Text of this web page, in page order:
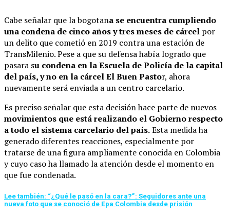
Cabe señalar que la bogotana se encuentra cumpliendo
una condena de cinco años y tres meses de cárcel por
un delito que cometió en 2019 contra una estación de
TransMilenio. Pese a que su defensa había logrado que
pasara su condena en la Escuela de Policía de la capital
del país, y no en la cárcel El Buen Pastor, ahora
nuevamente será enviada a un centro carcelario.
Es preciso señalar que esta decisión hace parte de nuevos
movimientos que está realizando el Gobierno respecto
a todo el sistema carcelario del país.Esta medida ha
generado diferentes reacciones, especialmente por
tratarse de una figura ampliamente conocida en Colombia
y cuyo caso ha llamado la atención desde el momento en
que fue condenada.
Lee también: “¿Qué le pasó en la cara?”: Seguidores ante una
nueva foto que se conoció de Epa Colombia desde prisión